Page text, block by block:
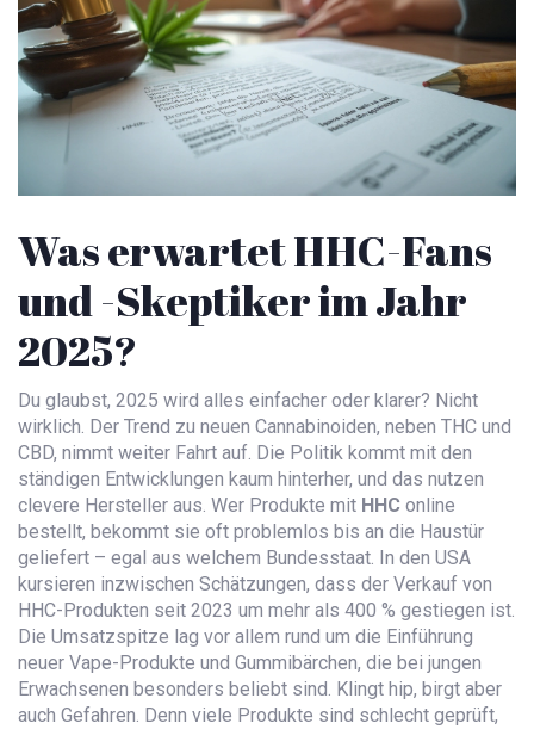
Was erwartet HHC-Fans
und -Skeptiker im Jahr
2025?
Du glaubst, 2025 wird alles einfacher oder klarer? Nicht
wirklich. Der Trend zu neuen Cannabinoiden, neben THC und
CBD, nimmt weiter Fahrt auf. Die Politik kommt mit den
ständigen Entwicklungen kaum hinterher, und das nutzen
clevere Hersteller aus. Wer Produkte mit HHC online
bestellt, bekommt sie oft problemlos bis an die Haustür
geliefert – egal aus welchem Bundesstaat. In den USA
kursieren inzwischen Schätzungen, dass der Verkauf von
HHC-Produkten seit 2023 um mehr als 400 % gestiegen ist.
Die Umsatzspitze lag vor allem rund um die Einführung
neuer Vape-Produkte und Gummibärchen, die bei jungen
Erwachsenen besonders beliebt sind. Klingt hip, birgt aber
auch Gefahren. Denn viele Produkte sind schlecht geprüft,